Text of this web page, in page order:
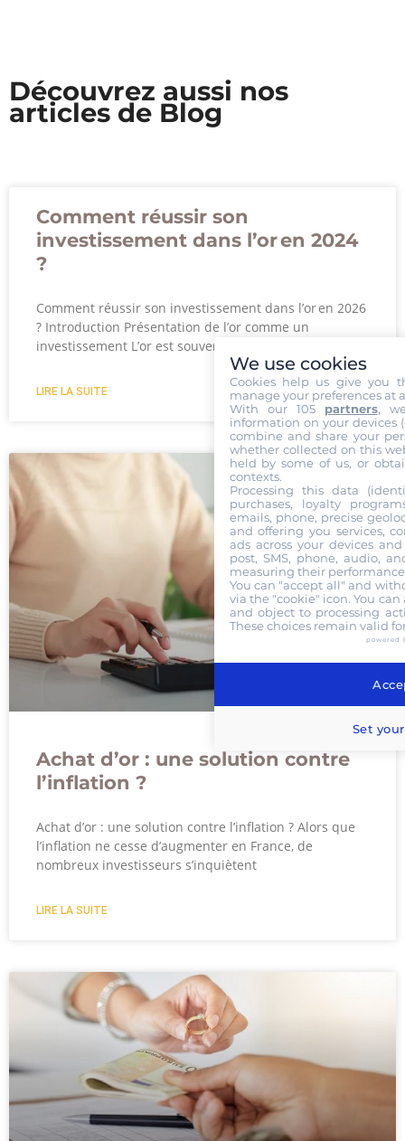
Découvrez aussi nos
articles de Blog
Comment réussir son
investissement dans l’or en 2024
?
Comment réussir son investissement dans l’or en 2026
? Introduction Présentation de l’or comme un
investissement L’or est souvent considéré comme
LIRE LA SUITE
Achat d’or : une solution contre
l’inflation ?
Achat d’or : une solution contre l’inflation ? Alors que
l’inflation ne cesse d’augmenter en France, de
nombreux investisseurs s’inquiètent
LIRE LA SUITE
We use cookies
Cookies help us give you
manage your preferences at
With our 105 partners,
information on your devices
combine and share your
whether collected on this
held by some of us, or
contexts.
Processing this data
purchases, loyalty
emails, phone, precise
and offering you services,
ads across your devices
post, SMS, phone, audio,
measuring their
You can "accept all" and
via the "cookie" icon. You
and object to processing
These choices remain valid
powered
Set